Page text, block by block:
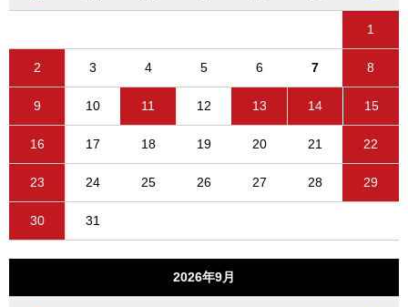
1
2 3 4 5 6 7 8
9 10 11 12 13 14 15
16 17 18 19 20 21 22
23 24 25 26 27 28 29
30 31
2026年9月